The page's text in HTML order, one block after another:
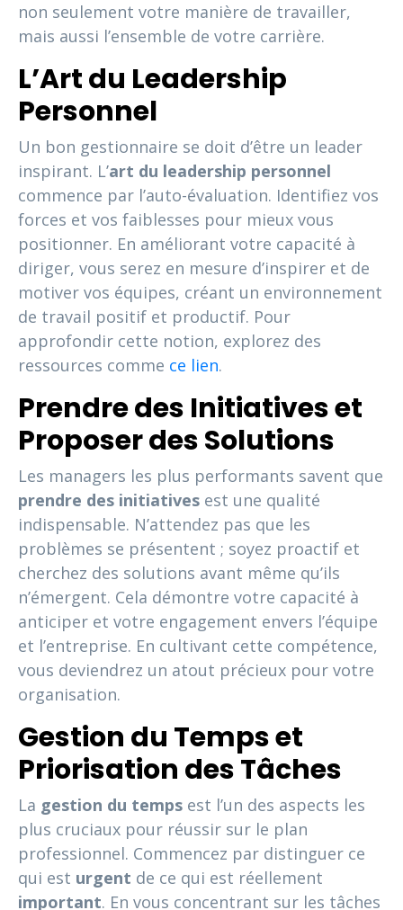
non seulement votre manière de travailler,
mais aussi l’ensemble de votre carrière.
L’Art du Leadership
Personnel
Un bon gestionnaire se doit d’être un leader
inspirant. L’art du leadership personnel
commence par l’auto-évaluation. Identifiez vos
forces et vos faiblesses pour mieux vous
positionner. En améliorant votre capacité à
diriger, vous serez en mesure d’inspirer et de
motiver vos équipes, créant un environnement
de travail positif et productif. Pour
approfondir cette notion, explorez des
ressources comme ce lien.
Prendre des Initiatives et
Proposer des Solutions
Les managers les plus performants savent que
prendre des initiatives est une qualité
indispensable. N’attendez pas que les
problèmes se présentent ; soyez proactif et
cherchez des solutions avant même qu’ils
n’émergent. Cela démontre votre capacité à
anticiper et votre engagement envers l’équipe
et l’entreprise. En cultivant cette compétence,
vous deviendrez un atout précieux pour votre
organisation.
Gestion du Temps et
Priorisation des Tâches
La gestion du temps est l’un des aspects les
plus cruciaux pour réussir sur le plan
professionnel. Commencez par distinguer ce
qui est urgent de ce qui est réellement
important. En vous concentrant sur les tâches